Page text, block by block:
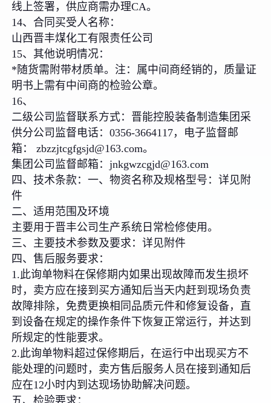
线上签署，供应商需办理CA。
14、合同买受人名称：
山西晋丰煤化工有限责任公司
15、其他说明情况：
*随货需附带材质单。注：属中间商经销的，质量证
明书上需有中间商的检验公章。
16、
二级公司监督联系方式：晋能控股装备制造集团采
供分公司监督电话：0356-3664117，电子监督邮
箱： zbzzjtcgfgsjd@163.com。
集团公司监督邮箱：jnkgwzcgjd@163.com
四、技术条款：一、物资名称及规格型号：详见附
件
二、适用范围及环境
主要用于晋丰公司生产系统日常检修使用。
三、主要技术参数及要求：详见附件
四、售后服务要求：
1.此询单物料在保修期内如果出现故障而发生损坏
时，卖方应在接到买方通知后当天内赶到现场负责
故障排除，免费更换相同品质元件和修复设备，直
到设备在规定的操作条件下恢复正常运行，并达到
所规定的性能要求。
2.此询单物料超过保修期后，在运行中出现买方不
能处理的问题时，卖方售后服务人员在接到通知后
应在12小时内到达现场协助解决问题。